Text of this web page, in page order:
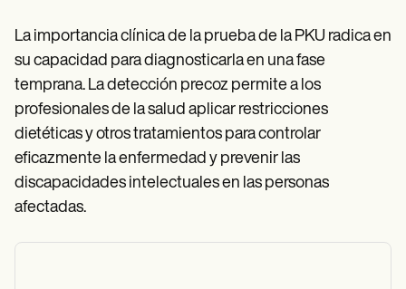
La importancia clínica de la prueba de la PKU radica en
su capacidad para diagnosticarla en una fase
temprana. La detección precoz permite a los
profesionales de la salud aplicar restricciones
dietéticas y otros tratamientos para controlar
eficazmente la enfermedad y prevenir las
discapacidades intelectuales en las personas
afectadas.